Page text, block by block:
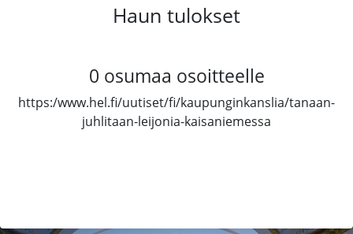
Haun tulokset
0 osumaa osoitteelle
https:/www.hel.fi/uutiset/fi/kaupunginkanslia/tanaan-
juhlitaan-leijonia-kaisaniemessa